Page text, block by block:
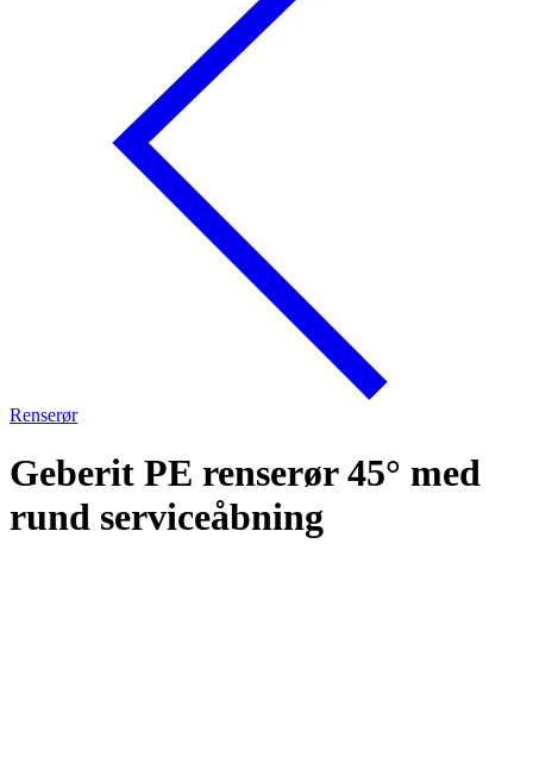
Renserør
Geberit PE renserør 45° med
rund serviceåbning